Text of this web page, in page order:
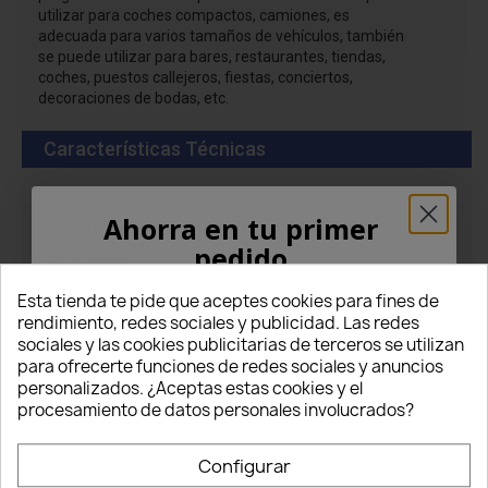
utilizar para coches compactos, camiones, es
adecuada para varios tamaños de vehículos, también
se puede utilizar para bares, restaurantes, tiendas,
coches, puestos callejeros, fiestas, conciertos,
decoraciones de bodas, etc.
Características Técnicas
Tipo de accesorio
Proyector de logotipos
Tecnología
Condujo
Voltaje
12v
24v
Tipo de vehiculo
Auto
Camión
Plug & Play
Sí, sin cambios. Conexión directa
Aluminio y ABS
1 pieza
Esta tienda te pide que aceptes cookies para fines de
rendimiento, redes sociales y publicidad. Las redes
sociales y las cookies publicitarias de terceros se utilizan
para ofrecerte funciones de redes sociales y anuncios
personalizados. ¿Aceptas estas cookies y el
procesamiento de datos personales involucrados?
Configurar
Ahorra en tu primer
pedido
¡5% PARA TI!
Introduce tu correo electrónico aquí abajo
para recibir un5% DE DESCUENTOen tu
primer pedido.
Nome